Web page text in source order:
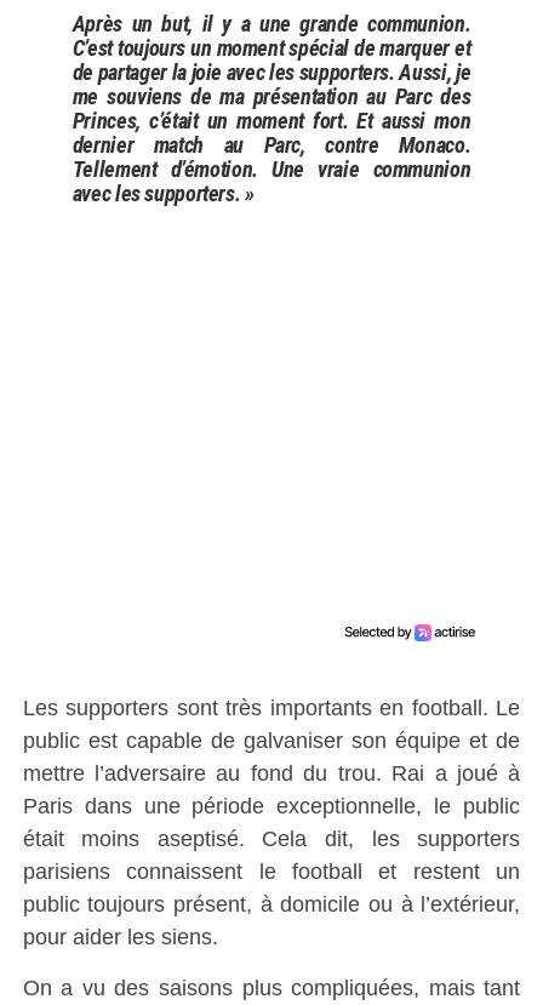
Après un but, il y a une grande communion.
C’est toujours un moment spécial de marquer et
de partager la joie avec les supporters. Aussi, je
me souviens de ma présentation au Parc des
Princes, c’était un moment fort. Et aussi mon
dernier match au Parc, contre Monaco.
Tellement d’émotion. Une vraie communion
avec les supporters. »
Les supporters sont très importants en football. Le
public est capable de galvaniser son équipe et de
mettre l’adversaire au fond du trou. Rai a joué à
Paris dans une période exceptionnelle, le public
était moins aseptisé. Cela dit, les supporters
parisiens connaissent le football et restent un
public toujours présent, à domicile ou à l’extérieur,
pour aider les siens.
On a vu des saisons plus compliquées, mais tant